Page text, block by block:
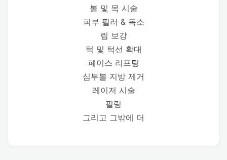
볼 및 목 시술
피부 필러 & 독소
립 보강
턱 및 턱선 확대
페이스 리프팅
심부볼 지방 제거
레이저 시술
필링
그리고 그밖에 더